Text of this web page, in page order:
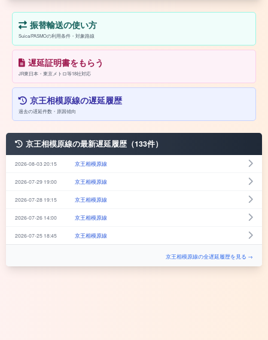
振替輸送の使い方
Suica/PASMOの利用条件・対象路線
遅延証明書をもらう
JR東日本・東京メトロ等18社対応
京王相模原線の遅延履歴
過去の遅延件数・原因傾向
京王相模原線の最新遅延履歴（133件）
2026-08-03 20:15 京王相模原線
2026-07-29 19:00 京王相模原線
2026-07-28 19:15 京王相模原線
2026-07-26 14:00 京王相模原線
2026-07-25 18:45 京王相模原線
京王相模原線の全遅延履歴を見る →